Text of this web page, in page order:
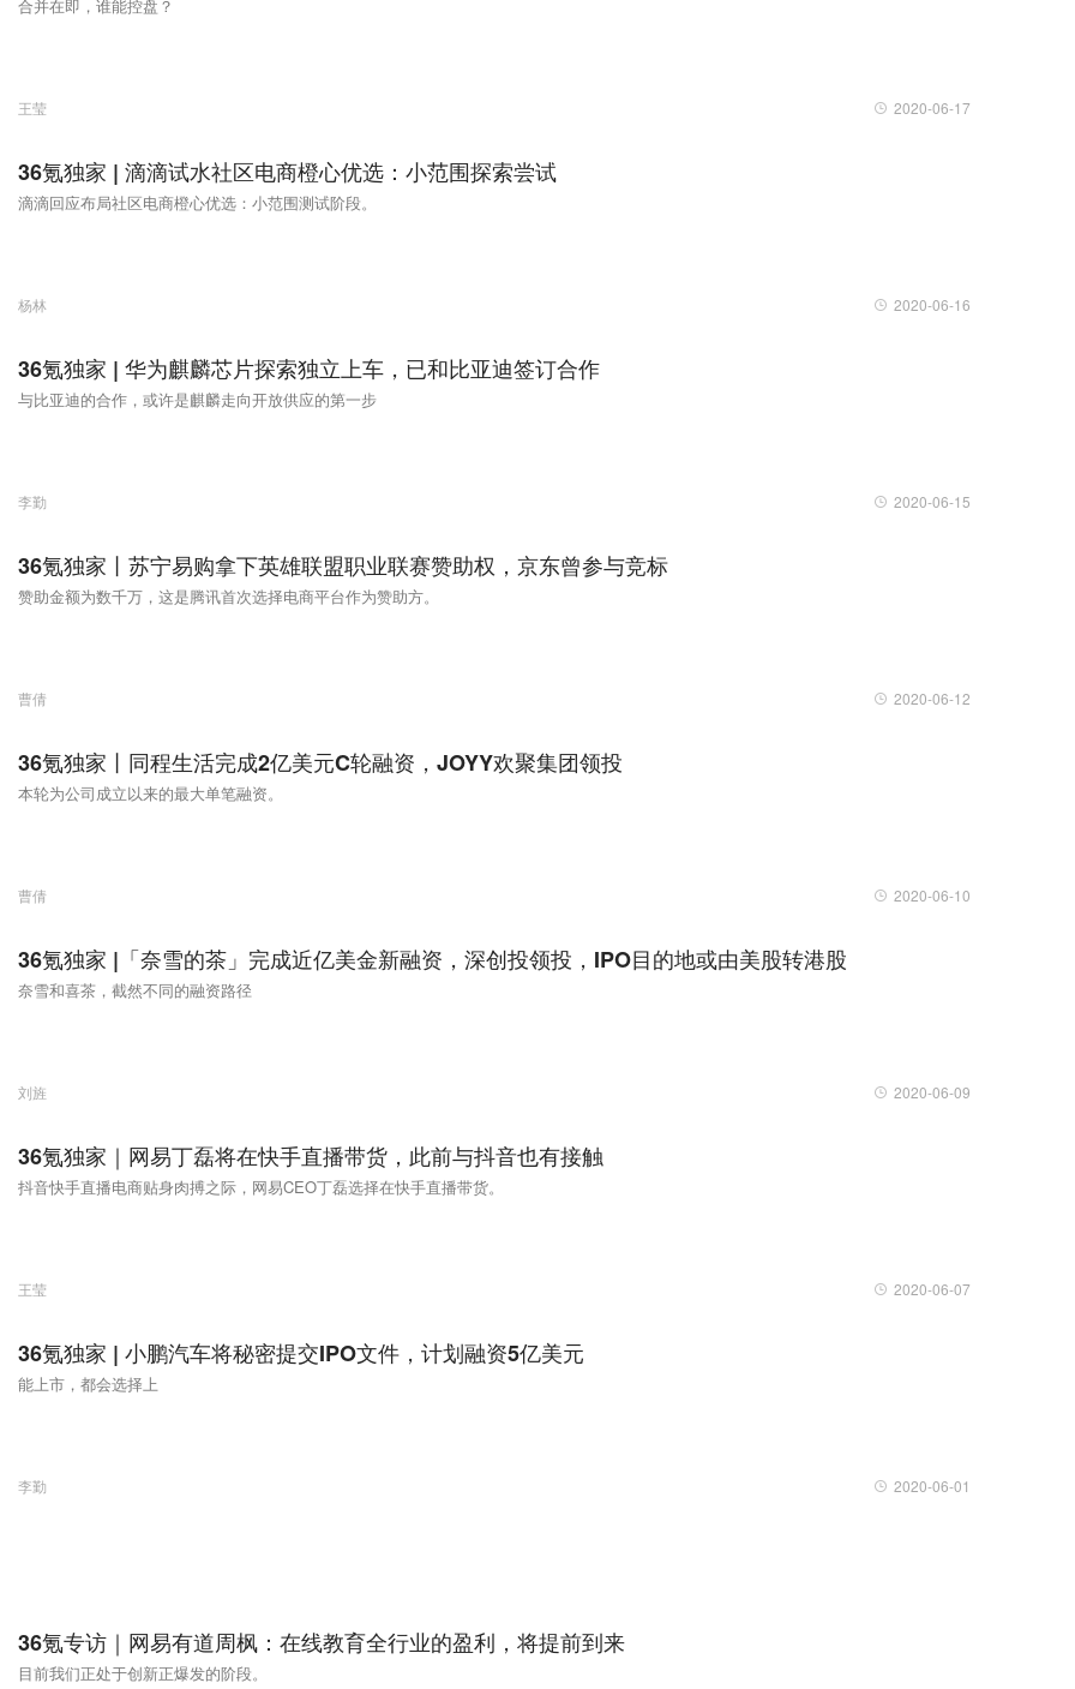
合并在即，谁能控盘？
王莹 2020-06-17
36氪独家 | 滴滴试水社区电商橙心优选：小范围探索尝试
滴滴回应布局社区电商橙心优选：小范围测试阶段。
杨林 2020-06-16
36氪独家 | 华为麒麟芯片探索独立上车，已和比亚迪签订合作
与比亚迪的合作，或许是麒麟走向开放供应的第一步
李勤 2020-06-15
36氪独家丨苏宁易购拿下英雄联盟职业联赛赞助权，京东曾参与竞标
赞助金额为数千万，这是腾讯首次选择电商平台作为赞助方。
曹倩 2020-06-12
36氪独家丨同程生活完成2亿美元C轮融资，JOYY欢聚集团领投
本轮为公司成立以来的最大单笔融资。
曹倩 2020-06-10
36氪独家 |「奈雪的茶」完成近亿美金新融资，深创投领投，IPO目的地或由美股转港股
奈雪和喜茶，截然不同的融资路径
刘旌 2020-06-09
36氪独家｜网易丁磊将在快手直播带货，此前与抖音也有接触
抖音快手直播电商贴身肉搏之际，网易CEO丁磊选择在快手直播带货。
王莹 2020-06-07
36氪独家 | 小鹏汽车将秘密提交IPO文件，计划融资5亿美元
能上市，都会选择上
李勤 2020-06-01
36氪专访｜网易有道周枫：在线教育全行业的盈利，将提前到来
目前我们正处于创新正爆发的阶段。